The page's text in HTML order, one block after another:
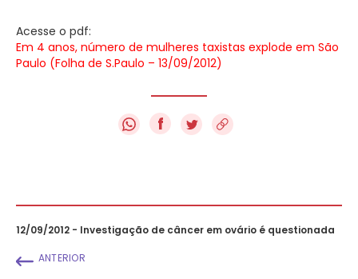
Acesse o pdf:
Em 4 anos, número de mulheres taxistas explode em São
Paulo (Folha de S.Paulo – 13/09/2012)
f
12/09/2012 - Investigação de câncer em ovário é questionada
ANTERIOR